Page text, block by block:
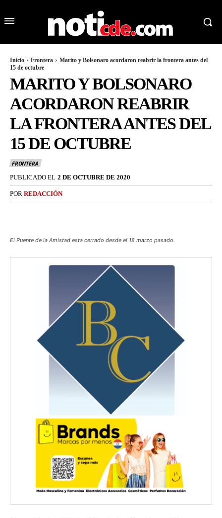
Inicio Frontera
Marito y Bolsonaro acordaron reabrir la frontera antes del
15 de octubre
MARITO Y BOLSONARO
ACORDARON REABRIR
LA FRONTERA ANTES DEL
15 DE OCTUBRE
FRONTERA
PUBLICADO EL 2 DE OCTUBRE DE 2020
POR REDACCIÓN
El Puente de la Amistad esta cerrado desde el 18 marzo pasado.